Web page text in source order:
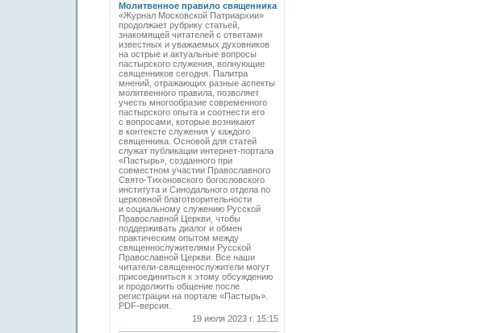
Молитвенное правило священника
«Журнал Московской Патриархии»
продолжает рубрику статьей,
знакомящей читателей с ответами
известных и уважаемых духовников
на острые и актуальные вопросы
пастырского служения, волнующие
священников сегодня. Палитра
мнений, отражающих разные аспекты
молитвенного правила, позволяет
учесть многообразие современного
пастырского опыта и соотнести его
с вопросами, которые возникают
в контексте служения у каждого
священника. Основой для статей
служат публикации интернет-портала
«Пастырь», созданного при
совместном участии Православного
Свято-Тихоновского богословского
института и Синодального отдела по
церковной благотворительности
и социальному служению Русской
Православной Церкви, чтобы
поддерживать диалог и обмен
практическим опытом между
священнослужителями Русской
Православной Церкви. Все наши
читатели-священнослужители могут
присоединиться к этому обсуждению
и продолжить общение после
регистрации на портале «Пастырь».
PDF-версия.
19 июля 2023 г. 15:15